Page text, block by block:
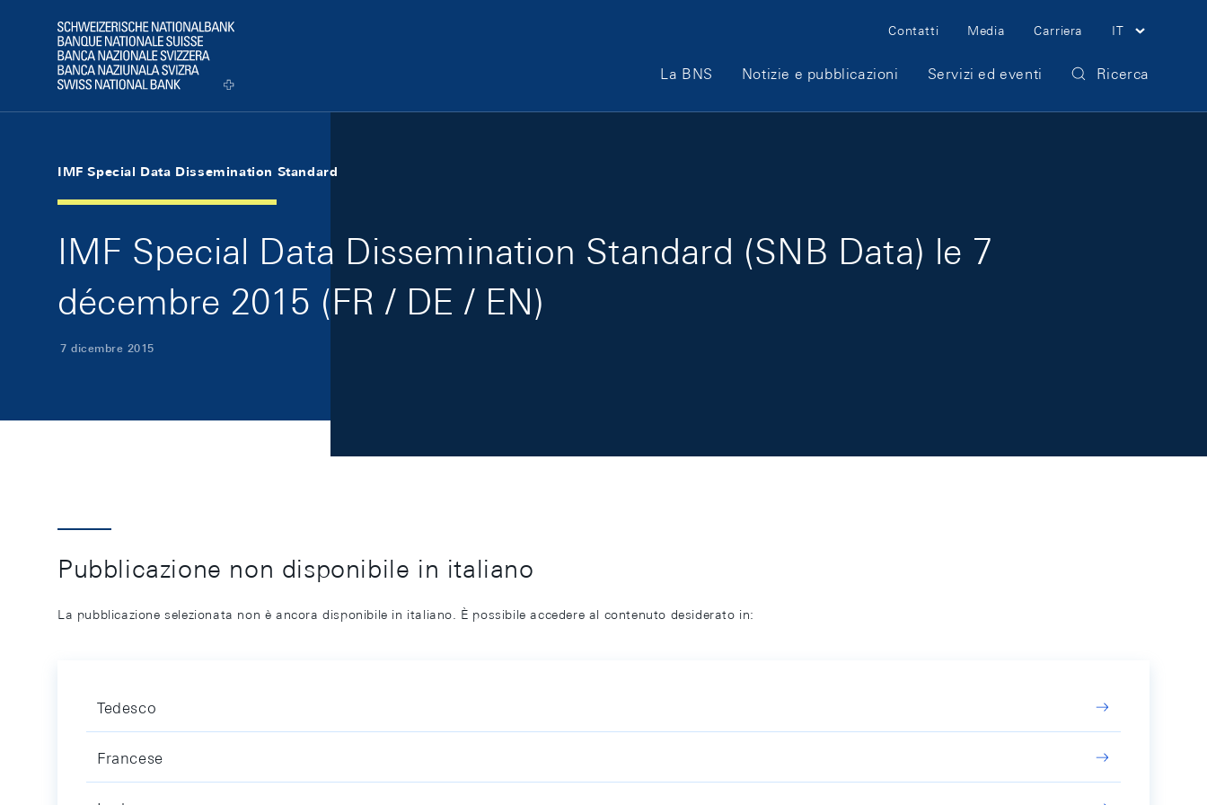
Logo
Meta Navigation
Contatti Media Carriera IT
Main Navigation
La BNS Notizie e pubblicazioni Servizi ed eventi Ricerca
IMF Special Data Dissemination Standard
IMF Special Data Dissemination Standard (SNB Data) le 7
décembre 2015 (FR / DE / EN)
7 dicembre 2015
Pubblicazione non disponibile in italiano
La pubblicazione selezionata non è ancora disponibile in italiano. È possibile accedere al contenuto desiderato in:
Tedesco
Francese